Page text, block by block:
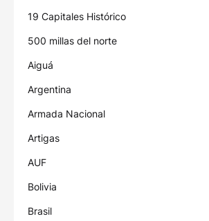
19 Capitales Histórico
500 millas del norte
Aiguá
Argentina
Armada Nacional
Artigas
AUF
Bolivia
Brasil